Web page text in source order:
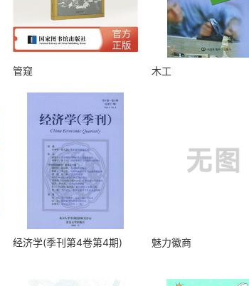
管窥 木工
经济学(季刊第4卷第4期) 魅力徽商